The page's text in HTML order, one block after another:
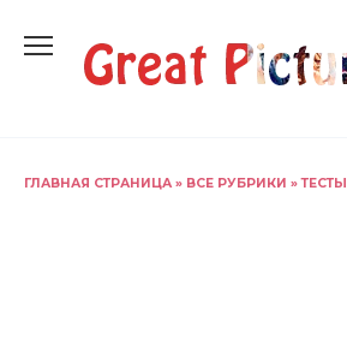
содержанию
ГЛАВНАЯ СТРАНИЦА » ВСЕ РУБРИКИ »ТЕСТЫ